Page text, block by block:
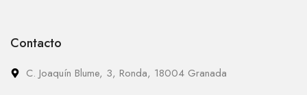
Contacto
C. Joaquín Blume, 3, Ronda, 18004 Granada